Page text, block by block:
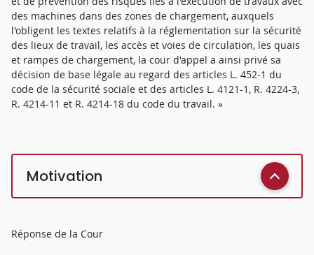
des machines dans des zones de chargement, auxquels
l'obligent les textes relatifs à la réglementation sur la sécurité
des lieux de travail, les accès et voies de circulation, les quais
et rampes de chargement, la cour d'appel a ainsi privé sa
décision de base légale au regard des articles L. 452-1 du
code de la sécurité sociale et des articles L. 4121-1, R. 4224-3,
R. 4214-11 et R. 4214-18 du code du travail. »
Motivation
Réponse de la Cour